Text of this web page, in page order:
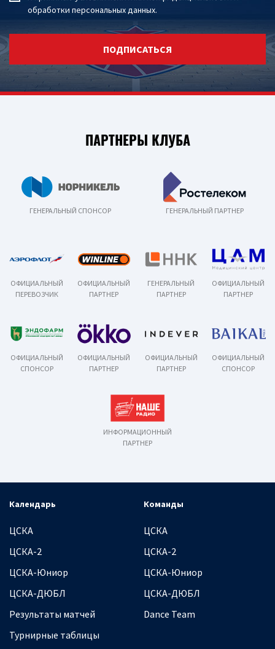
обработки персональных данных.
ПОДПИСАТЬСЯ
ПАРТНЕРЫ КЛУБА
ГЕНЕРАЛЬНЫЙ СПОНСОР ГЕНЕРАЛЬНЫЙ ПАРТНЕР
ОФИЦИАЛЬНЫЙ
ПЕРЕВОЗЧИК
ОФИЦИАЛЬНЫЙ
ПАРТНЕР
ГЕНЕРАЛЬНЫЙ
ПАРТНЕР
ОФИЦИАЛЬНЫЙ
ПАРТНЕР
ОФИЦИАЛЬНЫЙ
СПОНСОР
ОФИЦИАЛЬНЫЙ
ПАРТНЕР
ОФИЦИАЛЬНЫЙ
ПАРТНЕР
ОФИЦИАЛЬНЫЙ
СПОНСОР
ИНФОРМАЦИОННЫЙ
ПАРТНЕР
Календарь
ЦСКА
ЦСКА-2
ЦСКА-Юниор
ЦСКА-ДЮБЛ
Результаты матчей
Турнирные таблицы
Команды
ЦСКА
ЦСКА-2
ЦСКА-Юниор
ЦСКА-ДЮБЛ
Dance Team